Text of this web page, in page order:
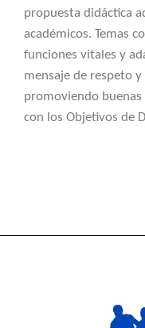
propuesta didáctica
académicos. Temas
funciones vitales y
mensaje de respeto
promoviendo buenas
con los Objetivos de